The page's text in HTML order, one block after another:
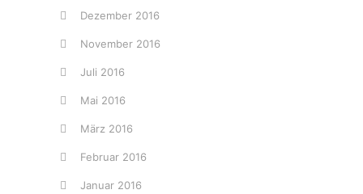
Dezember 2016
November 2016
Juli 2016
Mai 2016
März 2016
Februar 2016
Januar 2016